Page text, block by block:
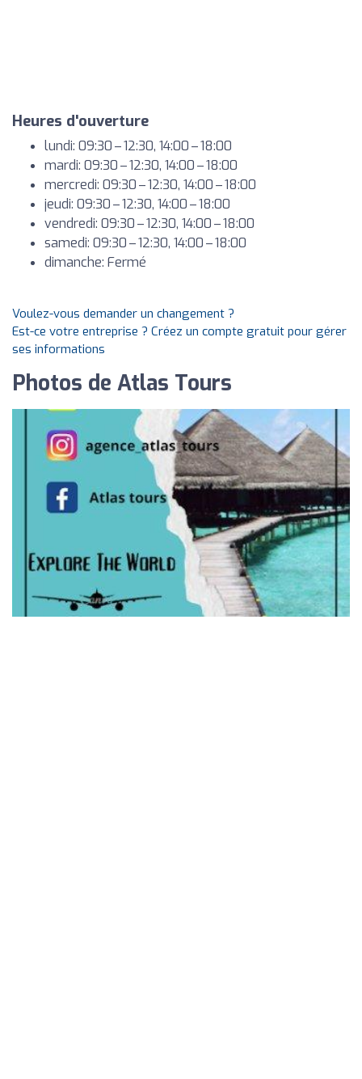
Heures d'ouverture
lundi: 09:30 – 12:30, 14:00 – 18:00
mardi: 09:30 – 12:30, 14:00 – 18:00
mercredi: 09:30 – 12:30, 14:00 – 18:00
jeudi: 09:30 – 12:30, 14:00 – 18:00
vendredi: 09:30 – 12:30, 14:00 – 18:00
samedi: 09:30 – 12:30, 14:00 – 18:00
dimanche: Fermé
Voulez-vous demander un changement ?
Est-ce votre entreprise ? Créez un compte gratuit pour gérer
ses informations
Photos de Atlas Tours